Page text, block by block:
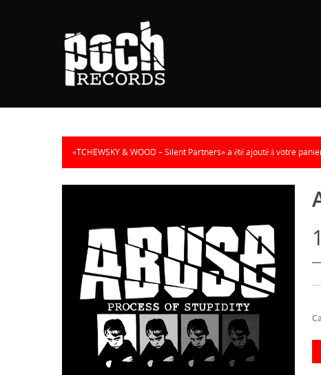
«TCHEWSKY & WOOD – Silent Partners» a été ajouté à votre